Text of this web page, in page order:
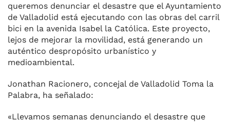
queremos denunciar el desastre que el Ayuntamiento
de Valladolid está ejecutando con las obras del carril
bici en la avenida Isabel la Católica. Este proyecto,
lejos de mejorar la movilidad, está generando un
auténtico despropósito urbanístico y
medioambiental.
Jonathan Racionero, concejal de Valladolid Toma la
Palabra, ha señalado:
«Llevamos semanas denunciando el desastre que